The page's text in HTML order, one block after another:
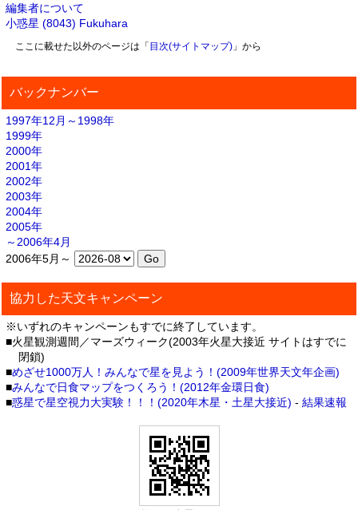
編集者について
小惑星 (8043) Fukuhara
ここに載せた以外のページは「 目次(サイトマップ)」から
バックナンバー
1997年12月～1998年
1999年
2000年
2001年
2002年
2003年
2004年
2005年
～2006年4月
2006年5月～
協力した天文キャンペーン
※いずれのキャンペーンもすでに終了しています。
■火星観測週間／マーズウィーク(2003年火星大接近 サイトはすでに
閉鎖)
■めざせ1000万人！みんなで星を見よう！(2009年世界天文年企画)
■みんなで日食マップをつくろう！(2012年金環日食)
■惑星で星空視力大実験！！！(2020年木星・土星大接近) - 結果速報